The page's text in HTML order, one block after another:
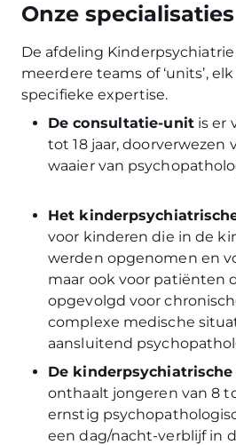
Onze specialisaties
De afdeling
meerdere teams of ‘units’,
specifieke expertise.
De consultatie-unitis er
tot 18 jaar, doorverwezen
waaier van
Het
voor kinderen die in de
werden opgenomen en
maar ook voor patiënten
opgevolgd voor
complexe medische
aansluitend
De
onthaalt jongeren van 8
ernstig
een dag/nacht-verblijf in